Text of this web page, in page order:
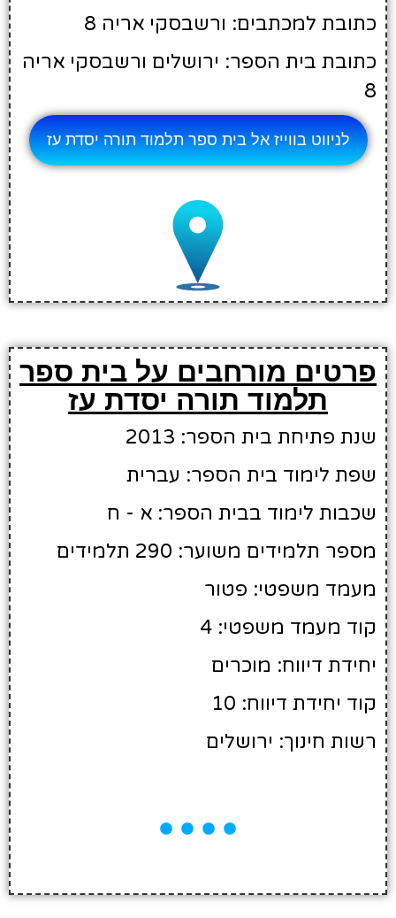
כתובת למכתבים: ורשבסקי אריה 8
כתובת בית הספר: ירושלים ורשבסקי אריה
8
לניווט בווייז אל בית ספר תלמוד תורה יסדת עז
פרטים מורחבים על בית ספר
תלמוד תורה יסדת עז
שנת פתיחת בית הספר: 2013
שפת לימוד בית הספר: עברית
שכבות לימוד בבית הספר: א - ח
מספר תלמידים משוער: 290 תלמידים
מעמד משפטי: פטור
קוד מעמד משפטי: 4
יחידת דיווח: מוכרים
קוד יחידת דיווח: 10
רשות חינוך: ירושלים